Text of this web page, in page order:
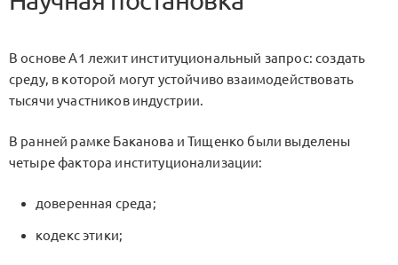
В основе A1 лежит институциональный запрос: создать
среду, в которой могут устойчиво взаимодействовать
тысячи участников индустрии.
В ранней рамке Баканова и Тищенко были выделены
четыре фактора институционализации:
доверенная среда;
кодекс этики;